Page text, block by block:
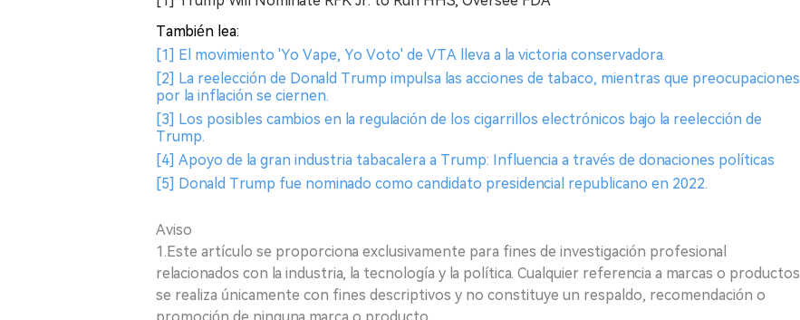
También lea:
[1] El movimiento 'Yo Vape, Yo Voto' de VTA lleva a la victoria conservadora.
[2] La reelección de Donald Trump impulsa las acciones de tabaco, mientras que preocupaciones
por la inflación se ciernen.
[3] Los posibles cambios en la regulación de los cigarrillos electrónicos bajo la reelección de
Trump.
[4] Apoyo de la gran industria tabacalera a Trump: Influencia a través de donaciones políticas
[5] Donald Trump fue nominado como candidato presidencial republicano en 2022.
Aviso
1.Este artículo se proporciona exclusivamente para fines de investigación profesional
relacionados con la industria, la tecnología y la política. Cualquier referencia a marcas o productos
se realiza únicamente con fines descriptivos y no constituye un respaldo, recomendación o
promoción de ninguna marca o producto.